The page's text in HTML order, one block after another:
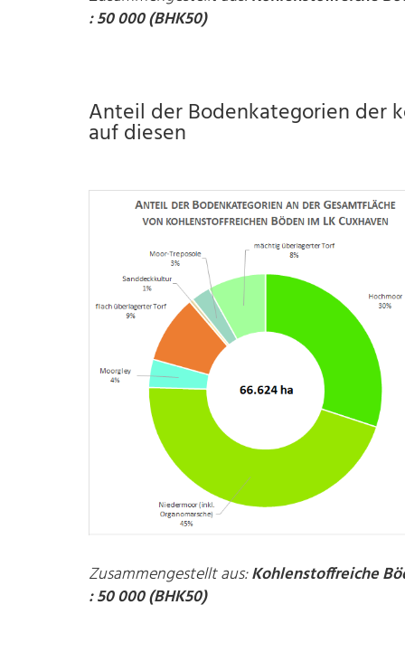
: 50 000 (BHK50)
Anteil der Bodenkategorien der
auf diesen
Zusammengestellt aus:Kohlenstoffreiche
: 50 000 (BHK50)